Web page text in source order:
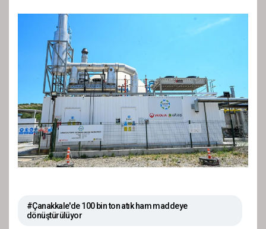
#Çanakkale'de 100 bin ton atık ham maddeye
dönüştürülüyor